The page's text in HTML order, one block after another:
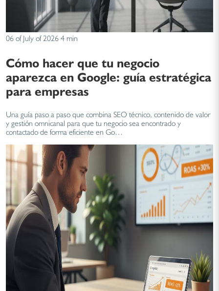
06 of July of 2026 4 min
Cómo hacer que tu negocio
aparezca en Google: guía estratégica
para empresas
Una guía paso a paso que combina SEO técnico, contenido de valor
y gestión omnicanal para que tu negocio sea encontrado y
contactado de forma eficiente en Go…